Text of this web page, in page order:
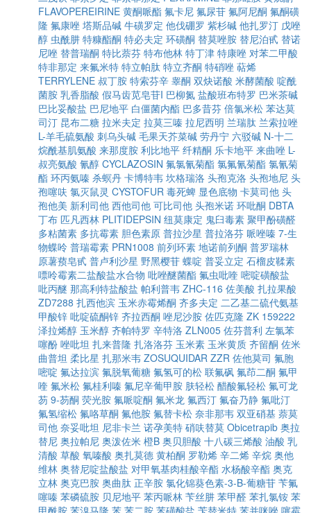
FLAVOPEREIRINE 黄酮哌酯 氟卡尼 氟尿苷 氟阿尼酮 氟酮磺
隆 氟康唑 塔斯品碱 牛磺罗定 他伐硼罗 紫杉碱 他扎罗汀 戊唑
醇 虫酰肼 特糠酯酮 特必夫定 环磺酮 替莫唑胺 替尼泊甙 替诺
尼唑 替普瑞酮 特比萘芬 特布他林 特丁津 特康唑 对苯二甲酸
特非那定 来氟米特 特立帕肽 特立齐酮 特硝唑 萜烯
TERRYLENE 叔丁胺 特索芬辛 睾酮 双炔诺酸 米酵菌酸 啶酰
菌胺 乳香脂酸 假马齿苋皂苷I 巴柳氮 盐酸班布特罗 巴米茶碱
巴比妥酸盐 巴尼地平 白僵菌内酯 巴多昔芬 倍氯米松 苯达莫
司汀 昆布二糖 拉米夫定 拉莫三嗪 拉尼西明 兰瑞肽 兰索拉唑
L-羊毛硫氨酸 刺乌头碱 毛果天芥菜碱 劳丹宁 六驳碱 N-十二
烷酰基肌氨酸 来那度胺 利比地平 纤精酮 乐卡地平 来曲唑 L-
叔亮氨酸 氰醇 CYCLAZOSIN 氟氯氰菊酯 氯氟氰菊酯 氯氰菊
酯 环丙氨嗪 杀螟丹 卡博特韦 坎格瑞洛 头孢克洛 头孢地尼 头
孢噻呋 氯灭鼠灵 CYSTOFUR 毒死蜱 显色底物 卡莫司他 头
孢他美 新利司他 西他司他 可比司他 头孢米诺 环吡酮 DBTA
丁布 匹凡西林 PLITIDEPSIN 纽莫康定 鬼臼毒素 聚甲酚磺醛
多粘菌素 多抗霉素 胆色素原 普拉沙星 普拉洛芬 哌唑嗪 7-生
物蝶呤 普瑞霉素 PRN1008 前列环素 地诺前列酮 普罗瑞林
原薯蓣皂甙 普卢利沙星 野黑樱苷 蝶啶 普妥立定 石榴皮鞣素
嘌呤霉素二盐酸盐水合物 吡唑醚菌酯 氟虫吡喹 嘧啶磺酸盐
吡丙醚 那高利特盐酸盐 帕利普韦 ZHC-116 佐美酸 扎拉果酸
ZD7288 扎西他滨 玉米赤霉烯酮 齐多夫定 二乙基二硫代氨基
甲酸锌 吡啶硫酮锌 齐拉西酮 唑尼沙胺 佐匹克隆 ZK 159222
泽拉烯醇 玉米醇 齐帕特罗 辛特洛 ZLN005 佐芬普利 左氯苯
噻酚 唑吡坦 扎来普隆 扎洛洛芬 玉米素 玉米黄质 齐留酮 佐米
曲普坦 柔比星 扎那米韦 ZOSUQUIDAR ZZR 佐他莫司 氟胞
嘧啶 氟达拉滨 氟脱氧葡糖 氟氢可的松 联氟砜 氟茚二酮 氟甲
喹 氟米松 氟桂利嗪 氟尼辛葡甲胺 肤轻松 醋酸氟轻松 氟可龙
芴 9-芴酮 荧光胺 氟哌啶酮 氟米龙 氟西汀 氟奋乃静 氟吡汀
氟氢缩松 氟咯草酮 氟他胺 氟替卡松 奈非那韦 双亚硝基 萘莫
司他 奈妥吡坦 尼非卡兰 诺孕美特 硝呋替莫 Obicetrapib 奥拉
替尼 奥拉帕尼 奥泼佐米 橙B 奥贝胆酸 十八碳三烯酸 油酸 乳
清酸 草酸 氧嗪酸 奥扎莫德 黄柏酮 罗勒烯 辛二烯 辛烷 奥他
维林 奥替尼啶盐酸盐 对甲氧基肉桂酸辛酯 水杨酸辛酯 奥克
立林 奥克巴胺 奥曲肽 正辛胺 氯化锦葵色素-3-Β-葡糖苷 苄氟
噻嗪 苯磷硫胺 贝尼地平 苯丙哌林 苄丝肼 苯甲醛 苯扎氯铵 苯
甲酰胺 苯溴马隆 苯 苯二胺 苯磺酸盐 苄替米特 苯并咪唑 噻霉